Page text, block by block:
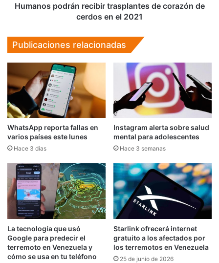
Humanos podrán recibir trasplantes de corazón de
cerdos en el 2021
Publicaciones relacionadas
WhatsApp reporta fallas en
varios países este lunes
Hace 3 días
Instagram alerta sobre salud
mental para adolescentes
Hace 3 semanas
La tecnología que usó
Google para predecir el
terremoto en Venezuela y
cómo se usa en tu teléfono
Starlink ofrecerá internet
gratuito a los afectados por
los terremotos en Venezuela
25 de junio de 2026